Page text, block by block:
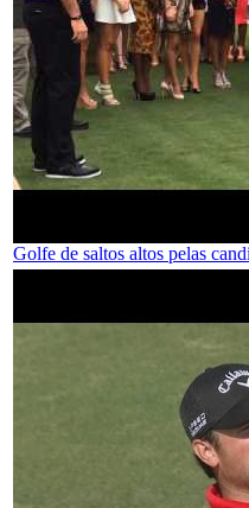
Golfe de saltos altos pelas